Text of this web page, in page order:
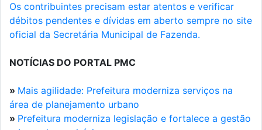
Os contribuintes precisam estar atentos e verificar
débitos pendentes e dívidas em aberto sempre no site
oficial da Secretária Municipal de Fazenda.
NOTÍCIAS DO PORTAL PMC
» Mais agilidade: Prefeitura moderniza serviços na
área de planejamento urbano
» Prefeitura moderniza legislação e fortalece a gestão